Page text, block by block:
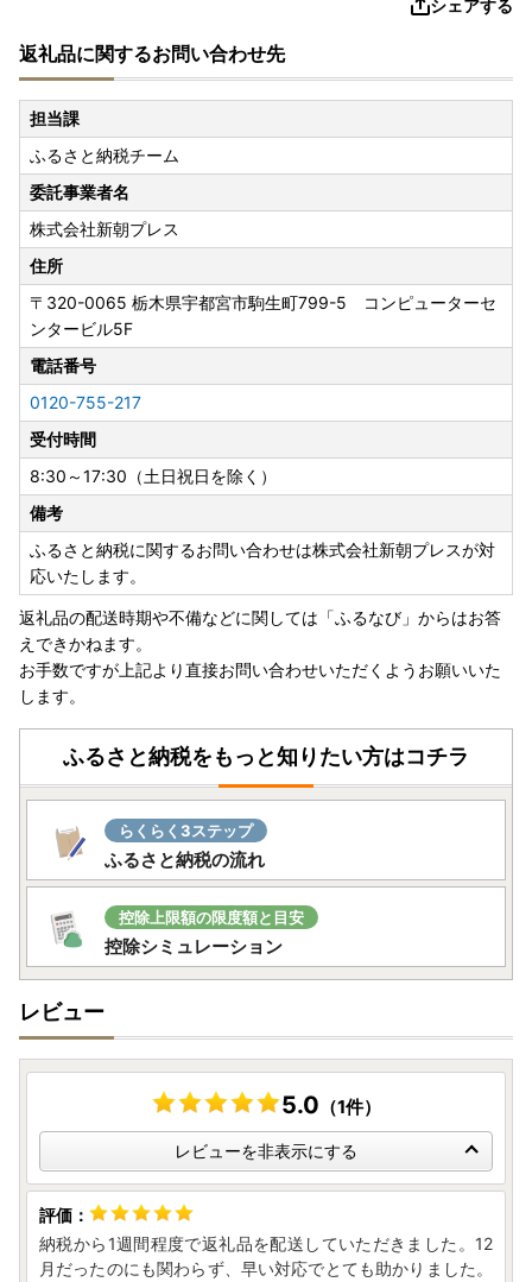
シェアする
返礼品に関するお問い合わせ先
担当課
ふるさと納税チーム
委託事業者名
株式会社新朝プレス
住所
〒320-0065 栃木県宇都宮市駒生町799-5 コンピューターセ
ンタービル5F
電話番号
0120-755-217
受付時間
8:30～17:30（土日祝日を除く）
備考
ふるさと納税に関するお問い合わせは株式会社新朝プレスが対
応いたします。
返礼品の配送時期や不備などに関しては「ふるなび」からはお答
えできかねます。
お手数ですが上記より直接お問い合わせいただくようお願いいた
します。
ふるさと納税をもっと知りたい方はコチラ
らくらく3ステップ
ふるさと納税の流れ
控除上限額の限度額と目安
控除シミュレーション
レビュー
5.0 （1件）
レビューを非表示にする
納税から1週間程度で返礼品を配送していただきました。12
月だったのにも関わらず、早い対応でとても助かりました。